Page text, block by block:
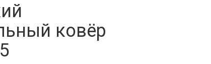
ковёр